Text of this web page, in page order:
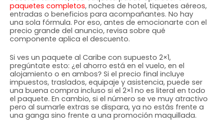
paquetes completos, noches de hotel, tiquetes aéreos,
entradas o beneficios para acompañantes. No hay
una sola fórmula. Por eso, antes de emocionarte con el
precio grande del anuncio, revisa sobre qué
componente aplica el descuento.
Si ves un paquete al Caribe con supuesto 2×1,
pregúntate esto: ¿el ahorro está en el vuelo, en el
alojamiento o en ambos? Si el precio final incluye
impuestos, traslados, equipaje y asistencia, puede ser
una buena compra incluso si el 2×1 no es literal en todo
el paquete. En cambio, si el número se ve muy atractivo
pero al sumarle extras se dispara, ya no estás frente a
una ganga sino frente a una promoción maquillada.